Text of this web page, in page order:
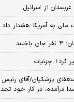
از اسرائیل
به آمریکا هشدار داد
کرد+ جزئیات
پزشکیان/آقای
درآمده، در کار خود